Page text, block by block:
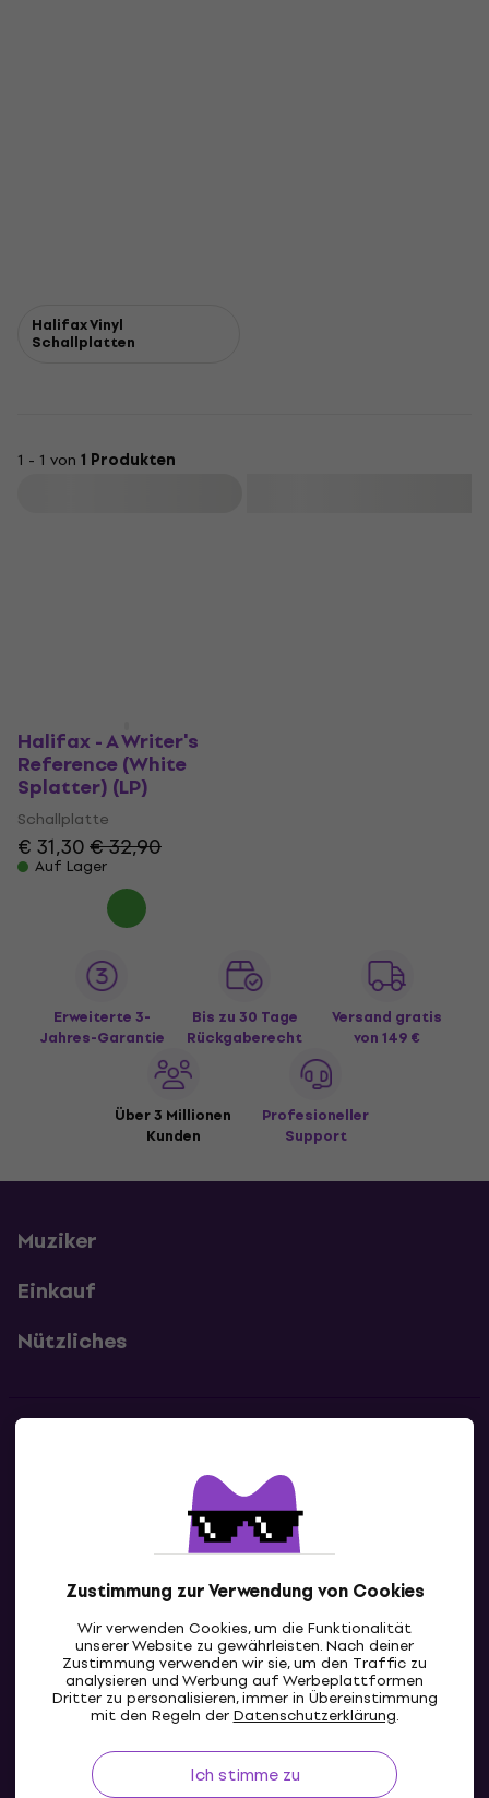
Zustimmung zur Verwendung von Cookies
Wir verwenden Cookies, um die Funktionalität
unserer Website zu gewährleisten. Nach deiner
Zustimmung verwenden wir sie, um den Traffic zu
analysieren und Werbung auf Werbeplattformen
Dritter zu personalisieren, immer in Übereinstimmung
mit den Regeln derDatenschutzerklärung.
Ich stimme zu
Halifax Vinyl
Schallplatten
1 - 1 von 1 Produkten
Halifax - A Writer's
Reference (White
Splatter) (LP)
Schallplatte
€ 31,30€ 32,90
Auf Lager
Erweiterte 3-
Jahres-Garantie
Bis zu 30 Tage
Rückgaberecht
Versand gratis
von 149 €
Über 3 Millionen
Kunden
Profesioneller
Support
Muziker
Einkauf
Nützliches
Kontaktiere uns
AT